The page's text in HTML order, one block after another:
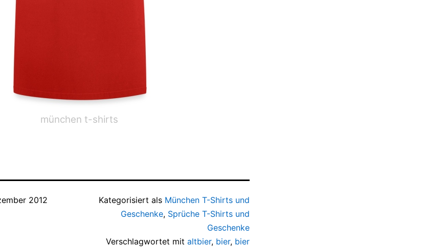
münchen t-shirts
2012
Kategorisiert als München T-Shirts und
Geschenke, Sprüche T-Shirts und
Geschenke
Verschlagwortet mit altbier, bier, bier